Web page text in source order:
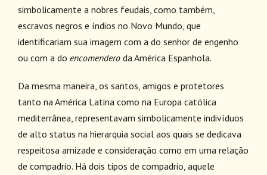
simbolicamente a nobres feudais, como também,
escravos negros e índios no Novo Mundo, que
identificariam sua imagem com a do senhor de engenho
ou com a do encomendero da América Espanhola.
Da mesma maneira, os santos, amigos e protetores
tanto na América Latina como na Europa católica
mediterrânea, representavam simbolicamente indivíduos
de alto status na hierarquia social aos quais se dedicava
respeitosa amizade e consideração como em uma relação
de compadrio. Há dois tipos de compadrio, aquele